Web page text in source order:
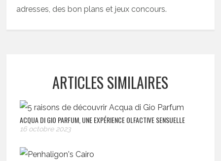
adresses, des bon plans et jeux concours.
ARTICLES SIMILAIRES
ACQUA DI GIO PARFUM, UNE EXPÉRIENCE OLFACTIVE SENSUELLE
16 octobre 2023